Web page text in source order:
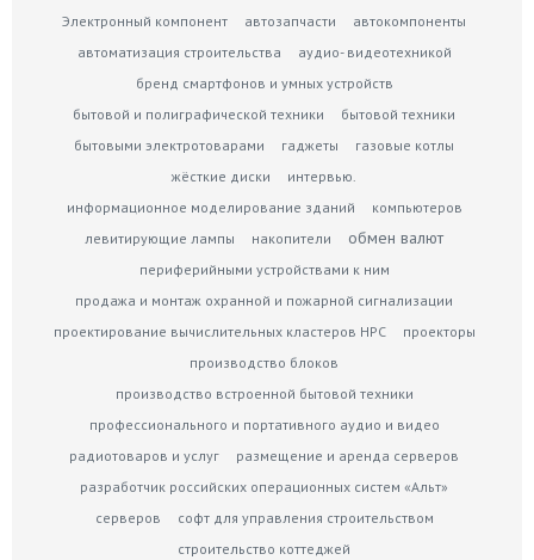
Электронный компонент
автозапчасти
автокомпоненты
автоматизация строительства
аудио- видеотехникой
бренд смартфонов и умных устройств
бытовой и полиграфической техники
бытовой техники
бытовыми электротоварами
гаджеты
газовые котлы
жёсткие диски
интервью.
информационное моделирование зданий
компьютеров
левитирующие лампы
накопители обмен валют
периферийными устройствами к ним
продажа и монтаж охранной и пожарной сигнализации
проектирование вычислительных кластеров HPC
проекторы
производство блоков
производство встроенной бытовой техники
профессионального и портативного аудио и видео
радиотоваров и услуг
размещение и аренда серверов
разработчик российских операционных систем «Альт»
серверов
софт для управления строительством
строительство коттеджей